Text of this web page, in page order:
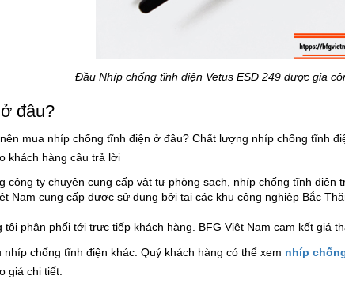
Đầu Nhíp chống tĩnh điện Vetus ESD 249 được gia
đâu?
mua nhíp chống tĩnh điện ở đâu? Chất lượng nhíp chống tĩnh
khách hàng câu trả lời
công ty chuyên cung cấp vật tư phòng sạch, nhíp chống tĩnh điện
Nam cung cấp được sử dụng bởi tại các khu công nghiệp Bắc
phân phối tới trực tiếp khách hàng. BFG Việt Nam cam kết giá
chống tĩnh điện khác. Quý khách hàng có thể xem nhíp
giá chi tiết.